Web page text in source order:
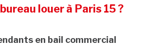
louer à Paris 15 ?
en bail commercial